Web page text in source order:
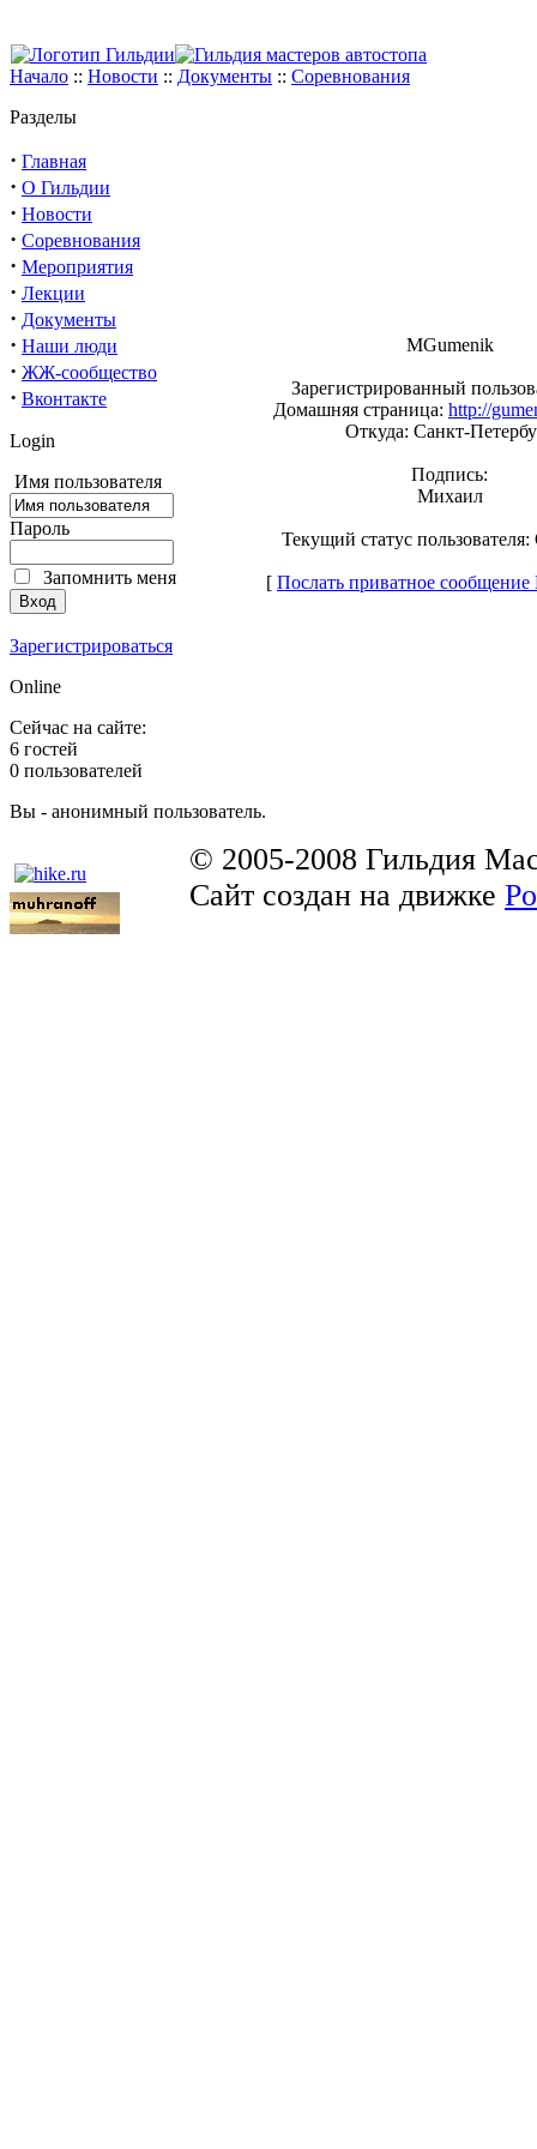
Начало :: Новости :: Документы :: Соревнования
Разделы
· Главная
· О Гильдии
· Новости
· Соревнования
· Мероприятия
· Лекции
· Документы
· Наши люди
· ЖЖ-сообщество
· Вконтакте
Login
Имя пользователя
Пароль
Запомнить меня
Зарегистрироваться
Online
Сейчас на сайте:
6 гостей
0 пользователей
Вы - анонимный пользователь.
MGumenik
Зарегистрированный
Домашняя страница: http://
Откуда: Санкт-
Подпись:
Михаил
Текущий статус
[ Послать приватное
© 2005-2008 Гильдия
Сайт создан на движке